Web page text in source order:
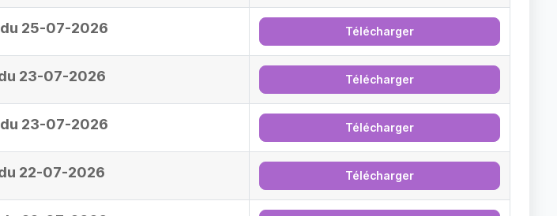
25-07-2026 Télécharger
23-07-2026 Télécharger
23-07-2026 Télécharger
22-07-2026 Télécharger